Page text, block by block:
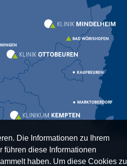
Die Informationen zu Ihrem
führen diese Informationen
haben. Um diese Cookies zu